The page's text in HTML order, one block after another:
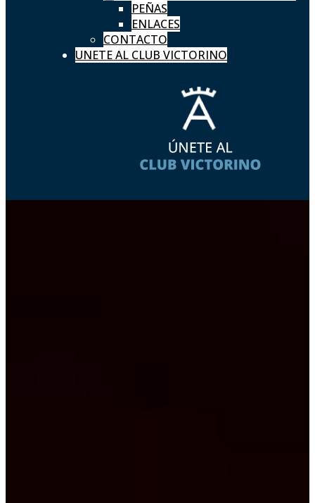
PEÑAS
ENLACES
CONTACTO
UNETE AL CLUB VICTORINO